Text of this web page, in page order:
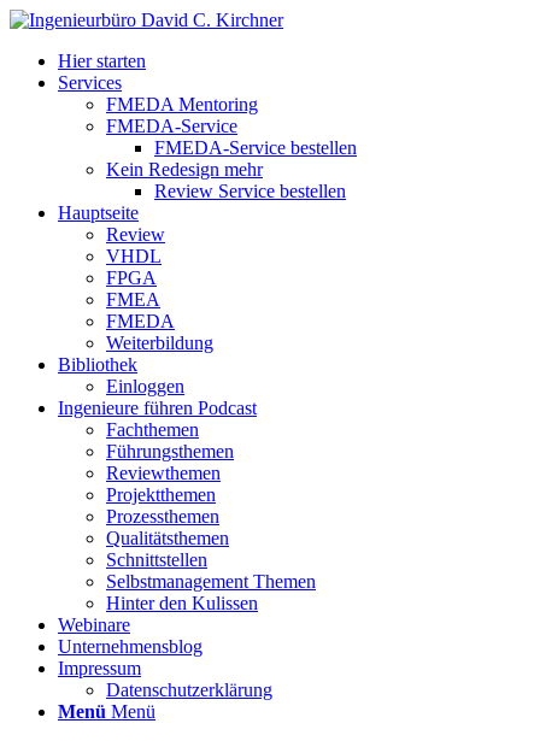
Hier starten
Services
FMEDA Mentoring
FMEDA-Service
FMEDA-Service bestellen
Kein Redesign mehr
Review Service bestellen
Hauptseite
Review
VHDL
FPGA
FMEA
FMEDA
Weiterbildung
Bibliothek
Einloggen
Ingenieure führen Podcast
Fachthemen
Führungsthemen
Reviewthemen
Projektthemen
Prozessthemen
Qualitätsthemen
Schnittstellen
Selbstmanagement Themen
Hinter den Kulissen
Webinare
Unternehmensblog
Impressum
Datenschutzerklärung
Menü Menü